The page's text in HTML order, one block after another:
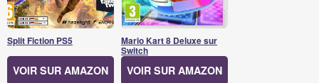
Split Fiction PS5
VOIR SUR AMAZON
Mario Kart 8 Deluxe sur
Switch
VOIR SUR AMAZON